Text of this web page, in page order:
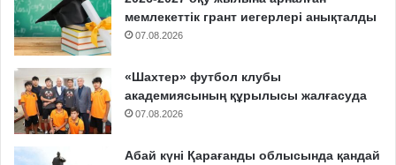
мемлекеттік грант иегерлері анықталды
07.08.2026
«Шахтер» футбол клубы
академиясының құрылысы жалғасуда
07.08.2026
Абай күні Қарағанды облысында қандай